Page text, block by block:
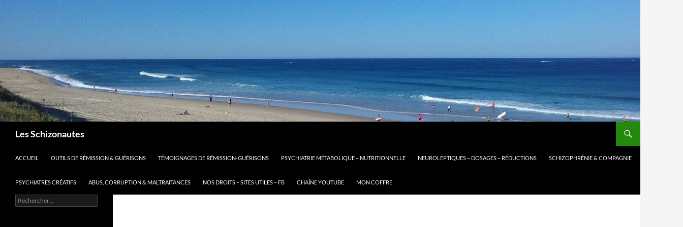
Les Schizonautes
ACCUEIL OUTILS DE RÉMISSION & GUÉRISONS TÉMOIGNAGES DE RÉMISSION-GUÉRISONS PSYCHIATRIE MÉTABOLIQUE – NUTRITIONNELLE NEUROLEPTIQUES – DOSAGES – RÉDUCTIONS SCHIZOPHRÉNIE & COMPAGNIE
PSYCHIATRES CRÉATIFS ABUS, CORRUPTION & MALTRAITANCES NOS DROITS – SITES UTILES – FB CHAÎNE YOUTUBE MON COFFRE
Rechercher :